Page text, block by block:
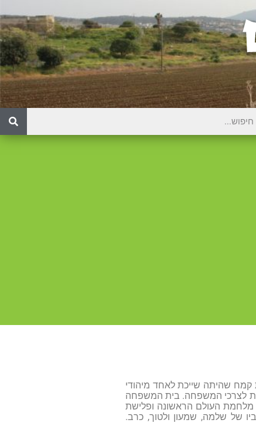
קמח שהיתה שייכת לאחד מיהודי
לצרכי המשפחה. בית המשפחה
מלחמת העולם הראשונה ופלישת
של שלמה, שמעון ולטוך, כרב.